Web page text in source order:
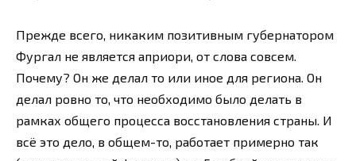
Прежде всего, никаким позитивным губернатором
Фургал не является априори, от слова совсем.
Почему? Он же делал то или иное для региона. Он
делал ровно то, что необходимо было делать в
рамках общего процесса восстановления страны. И
всё это дело, в общем-то, работает примерно так